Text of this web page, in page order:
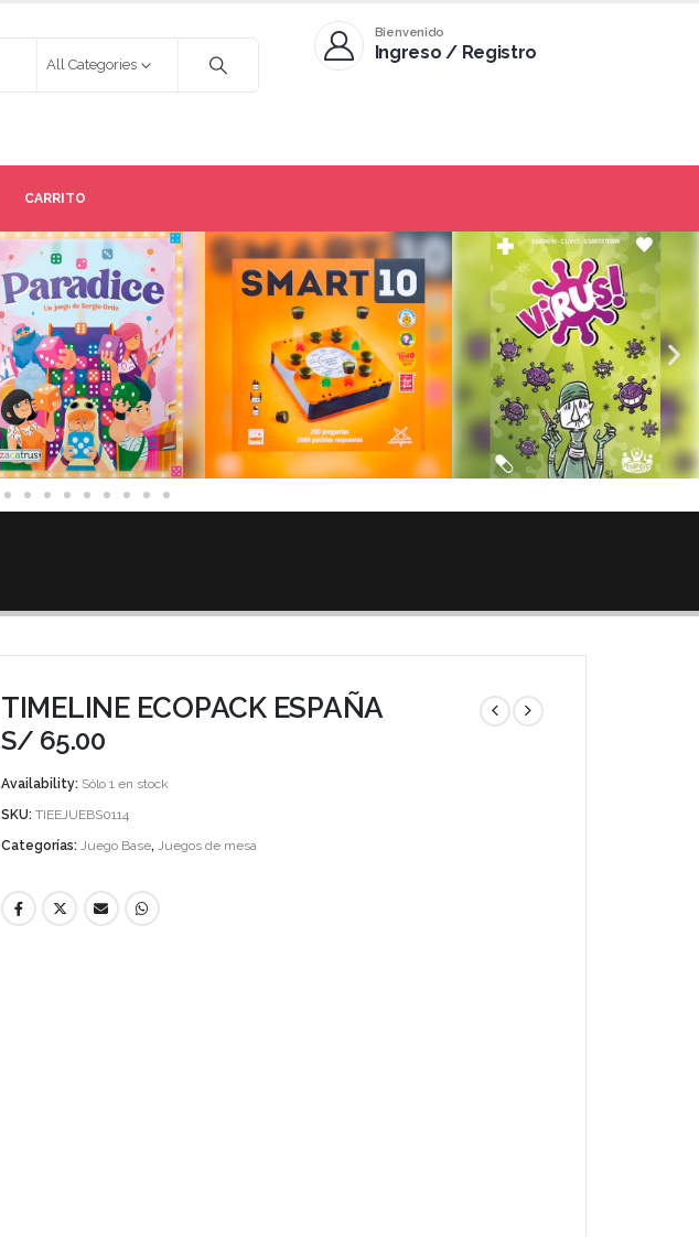
All Categories
Bienvenido
Ingreso / Registro
CARRITO
TIMELINE ECOPACK ESPAÑA
S/ 65.00
Availability: Sólo 1 en stock
SKU: TIEEJUEBS0114
Categorías: Juego Base, Juegos de mesa